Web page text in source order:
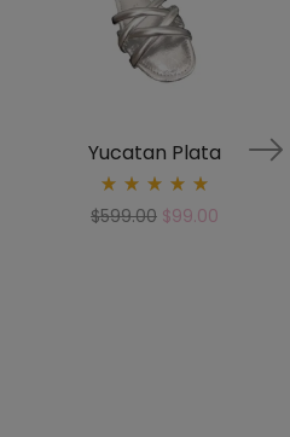
Yucatan Plata
5.00
$599.00 $99.00